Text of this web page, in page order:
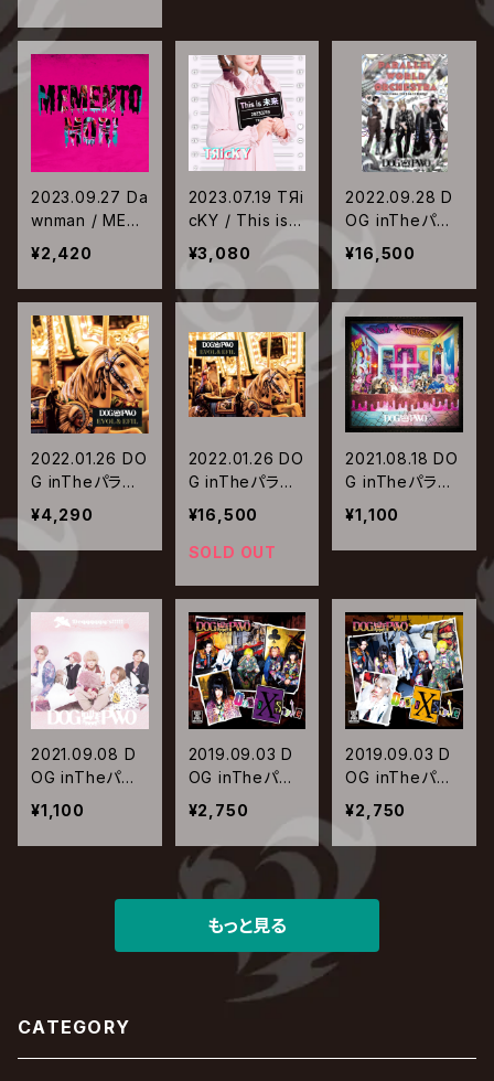
2023.09.27 Da
wnman / MEM
ENTO MORI
¥2,420
2023.07.19 TЯi
cKY / This is
未来【流通盤】
¥3,080
2022.09.28 D
OG inTheパラ
レルワールドオ
ーケストラ / DO
G inThePWO
TOUR 2022
『パラレルワール
ドオーケストラ』
TOUR FINAL 2
022.6.12 豊洲PI
T
¥16,500
2022.01.26 DO
G inTheパラレ
ルワールドオー
ケストラ / EVO
L&EFIL【通常
¥4,290
2022.01.26 DO
G inTheパラレ
ルワールドオー
ケストラ / EVO
L&EFIL【初回限
¥16,500
SOLD OUT
2021.08.18 DO
G inTheパラレ
ルワールドオー
ケストラ / カノ
ン-旧約:外典-
¥1,100
2021.09.08 D
OG inTheパラ
レルワールドオ
ーケストラ / Do
gggggy’s!!!!!
¥1,100
2019.09.03 D
OG inTheパラ
レルワールドオ
ーケストラ / Do
ggy StyleX【紫
盤】
¥2,750
2019.09.03 D
OG inTheパラ
レルワールドオ
ーケストラ / Do
ggy StyleX【黄
¥2,750
もっと見る
CATEGORY